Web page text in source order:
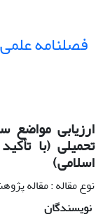
فصلنامه
ارزیابی
تحمیلی (با
اسلامی)
نوع مقاله : مقاله
نویسندگان